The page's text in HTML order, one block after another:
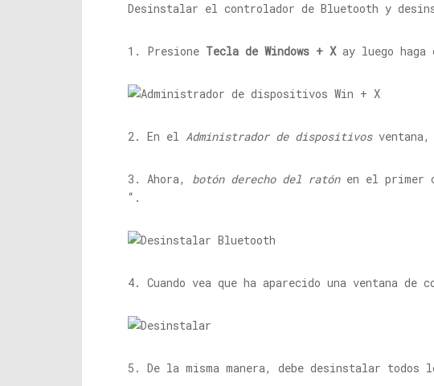
Desinstalar el controlador de Bluetooth y
1. Presione Tecla de Windows + Xay luego
2. En el Administrador de dispositivosventana,
3. Ahora, botón derecho del ratónen el primer
“.
4. Cuando vea que ha aparecido una ventana
5. De la misma manera, debe desinstalar